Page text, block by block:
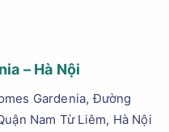
– Hà Nội
Gardenia, Đường
Nam Từ Liêm, Hà Nội